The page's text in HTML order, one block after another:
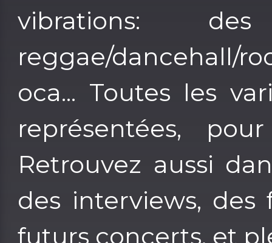
vibrations:
reggae/dancehall/
oca... Toutes les
représentées,
Retrouvez aussi
des interviews, des
futurs concerts, et